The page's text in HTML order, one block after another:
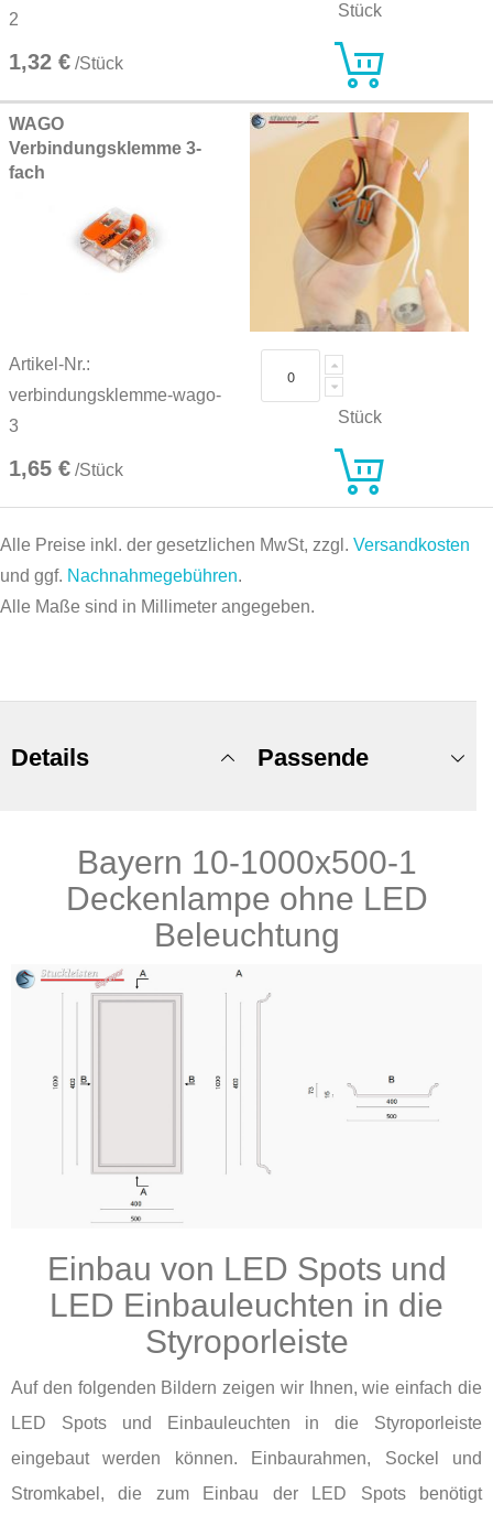
2
1,32 € /Stück
Stück
WAGO
Verbindungsklemme 3-
fach
Artikel-Nr.:
verbindungsklemme-wago-
3
1,65 € /Stück
Stück
Alle Preise inkl. der gesetzlichen MwSt, zzgl. Versandkosten
und ggf. Nachnahmegebühren.
Alle Maße sind in Millimeter angegeben.
Details
Bayern 10-1000x500-1
Deckenlampe ohne LED
Beleuchtung
Einbau von LED Spots und
LED Einbauleuchten in die
Styroporleiste
Auf den folgenden Bildern zeigen wir Ihnen, wie einfach die
LED Spots und Einbauleuchten in die Styroporleiste
eingebaut werden können. Einbaurahmen, Sockel und
Stromkabel, die zum Einbau der LED Spots benötigt
Passende
Produkte